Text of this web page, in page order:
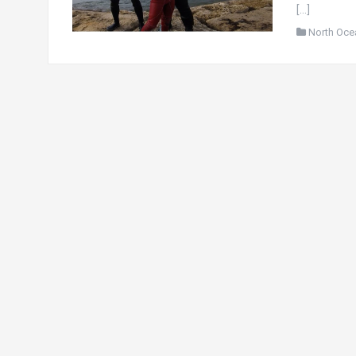
[…]
North